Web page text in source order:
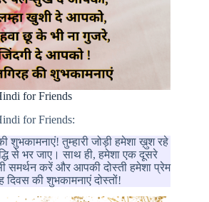
for Friends
for Friends:
शुभकामनाएं! तुम्हारी जोड़ी हमेशा ख़ुश रहे
से भर जाए। साथ ही, हमेशा एक दूसरे
समर्थन करें और आपकी दोस्ती हमेशा प्रेम
की शुभकामनाएं दोस्तों!